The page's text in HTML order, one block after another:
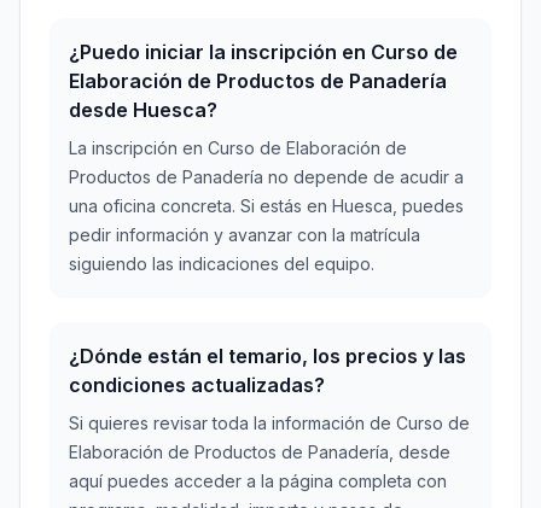
¿Puedo iniciar la inscripción en Curso de
Elaboración de Productos de Panadería
desde Huesca?
La inscripción en Curso de Elaboración de
Productos de Panadería no depende de acudir a
una oficina concreta. Si estás en Huesca, puedes
pedir información y avanzar con la matrícula
siguiendo las indicaciones del equipo.
¿Dónde están el temario, los precios y las
condiciones actualizadas?
Si quieres revisar toda la información de Curso de
Elaboración de Productos de Panadería, desde
aquí puedes acceder a la página completa con